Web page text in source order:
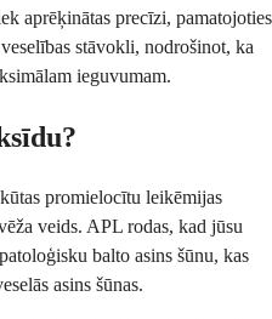
aprēķinātas precīzi, pamatojoties
stāvokli, nodrošinot, ka
ieguvumam.
promielocītu leikēmijas
veids. APL rodas, kad jūsu
balto asins šūnu, kas
asins šūnas.